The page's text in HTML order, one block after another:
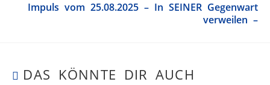
Impuls vom 25.08.2025 – In SEINER Gegenwart
verweilen –
DAS KÖNNTE DIR AUCH